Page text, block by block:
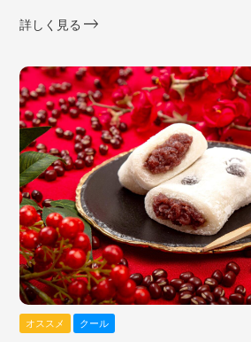
詳しく見る
オススメ クール